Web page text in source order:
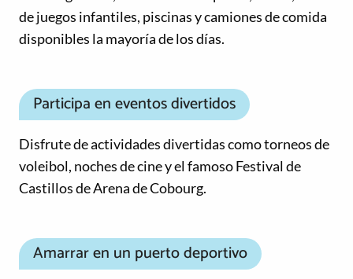
de juegos infantiles, piscinas y camiones de comida
disponibles la mayoría de los días.
Participa en eventos divertidos
Disfrute de actividades divertidas como torneos de
voleibol, noches de cine y el famoso Festival de
Castillos de Arena de Cobourg.
Amarrar en un puerto deportivo